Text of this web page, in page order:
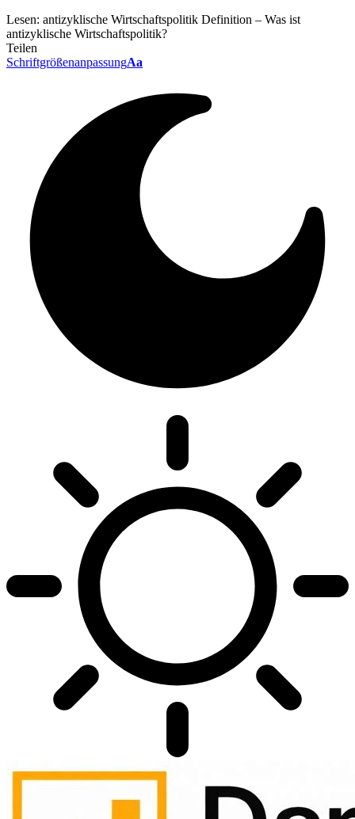
Lesen: antizyklische Wirtschaftspolitik Definition – Was ist
antizyklische Wirtschaftspolitik?
Teilen
SchriftgrößenanpassungAa